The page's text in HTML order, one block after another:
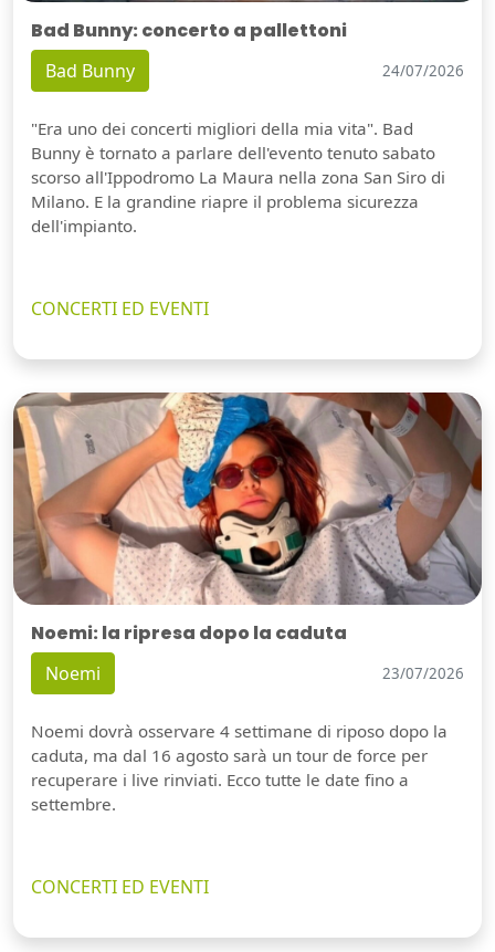
Bad Bunny: concerto a pallettoni
Bad Bunny 24/07/2026
"Era uno dei concerti migliori della mia vita". Bad
Bunny è tornato a parlare dell'evento tenuto sabato
scorso all'Ippodromo La Maura nella zona San Siro di
Milano. E la grandine riapre il problema sicurezza
dell'impianto.
CONCERTI ED EVENTI
Noemi: la ripresa dopo la caduta
Noemi 23/07/2026
Noemi dovrà osservare 4 settimane di riposo dopo la
caduta, ma dal 16 agosto sarà un tour de force per
recuperare i live rinviati. Ecco tutte le date fino a
settembre.
CONCERTI ED EVENTI